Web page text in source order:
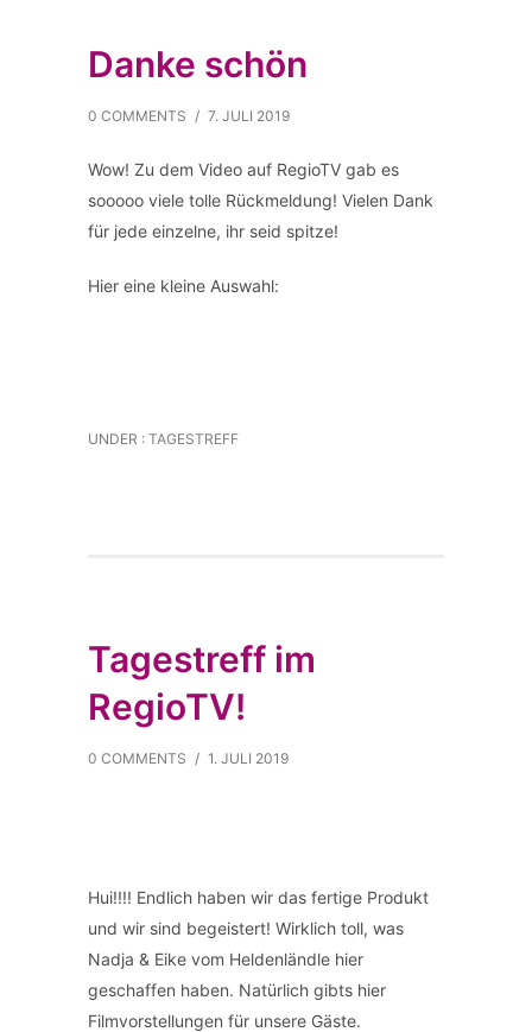
Danke schön
0 COMMENTS / 7. JULI 2019
Wow! Zu dem Video auf RegioTV gab es
sooooo viele tolle Rückmeldung! Vielen Dank
für jede einzelne, ihr seid spitze!
Hier eine kleine Auswahl:
UNDER : TAGESTREFF
Tagestreff im
RegioTV!
0 COMMENTS / 1. JULI 2019
Hui!!!! Endlich haben wir das fertige Produkt
und wir sind begeistert! Wirklich toll, was
Nadja & Eike vom Heldenländle hier
geschaffen haben. Natürlich gibts hier
Filmvorstellungen für unsere Gäste.